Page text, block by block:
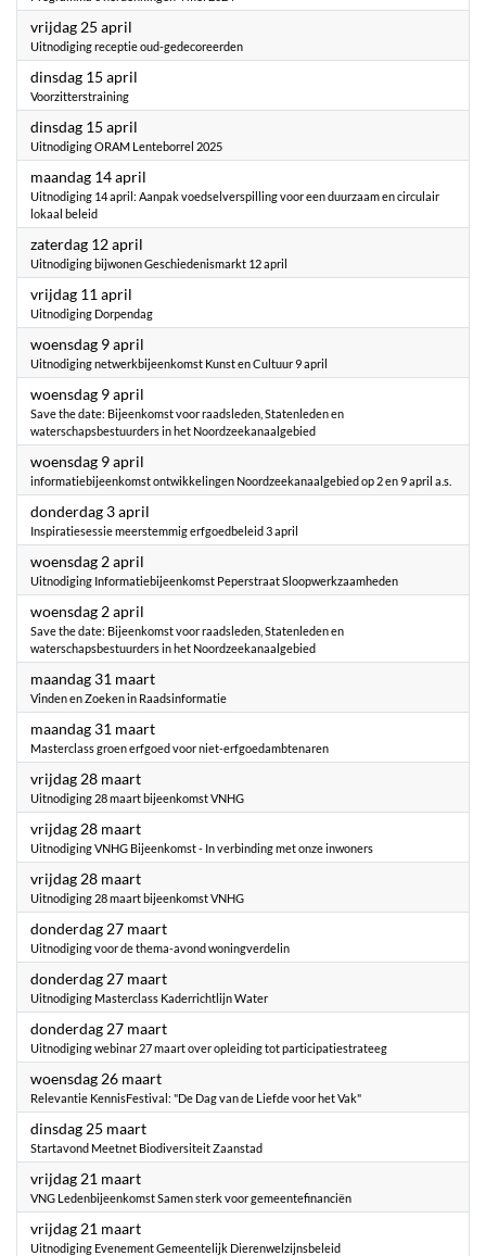
vrijdag 25 april
Uitnodiging receptie oud-gedecoreerden
dinsdag 15 april
Voorzitterstraining
dinsdag 15 april
Uitnodiging ORAM Lenteborrel 2025
maandag 14 april
Uitnodiging 14 april: Aanpak voedselverspilling voor een duurzaam en circulair
lokaal beleid
zaterdag 12 april
Uitnodiging bijwonen Geschiedenismarkt 12 april
vrijdag 11 april
Uitnodiging Dorpendag
woensdag 9 april
Uitnodiging netwerkbijeenkomst Kunst en Cultuur 9 april
woensdag 9 april
Save the date: Bijeenkomst voor raadsleden, Statenleden en
waterschapsbestuurders in het Noordzeekanaalgebied
woensdag 9 april
informatiebijeenkomst ontwikkelingen Noordzeekanaalgebied op 2 en 9 april a.s.
donderdag 3 april
Inspiratiesessie meerstemmig erfgoedbeleid 3 april
woensdag 2 april
Uitnodiging Informatiebijeenkomst Peperstraat Sloopwerkzaamheden
woensdag 2 april
Save the date: Bijeenkomst voor raadsleden, Statenleden en
waterschapsbestuurders in het Noordzeekanaalgebied
maandag 31 maart2025
Vinden en Zoeken in Raadsinformatie
maandag 31 maart2025
Masterclass groen erfgoed voor niet-erfgoedambtenaren
vrijdag 28 maart2025
Uitnodiging 28 maart bijeenkomst VNHG
vrijdag 28 maart2025
Uitnodiging VNHG Bijeenkomst - In verbinding met onze inwoners
vrijdag 28 maart2025
Uitnodiging 28 maart bijeenkomst VNHG
donderdag 27 maart2025
Uitnodiging voor de thema-avond woningverdelin
donderdag 27 maart2025
Uitnodiging Masterclass Kaderrichtlijn Water
donderdag 27 maart2025
Uitnodiging webinar 27 maart over opleiding tot participatiestrateeg
woensdag 26 maart2025
Relevantie KennisFestival: "De Dag van de Liefde voor het Vak"
dinsdag 25 maart2025
Startavond Meetnet Biodiversiteit Zaanstad
vrijdag 21 maart2025
VNG Ledenbijeenkomst Samen sterk voor gemeentefinanciën
vrijdag 21 maart2025
Uitnodiging Evenement Gemeentelijk Dierenwelzijnsbeleid